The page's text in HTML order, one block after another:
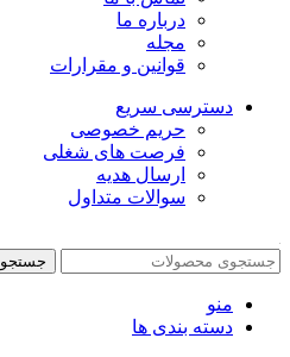
درباره ما
مجله
قوانین و مقرارات
دسترسی سریع
حریم خصوصی
فرصت های شغلی
ارسال هدیه
سوالات متداول
جستجو
منو
دسته بندی ها